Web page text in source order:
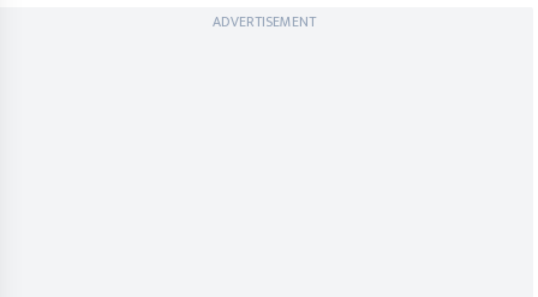
ADVERTISEMENT